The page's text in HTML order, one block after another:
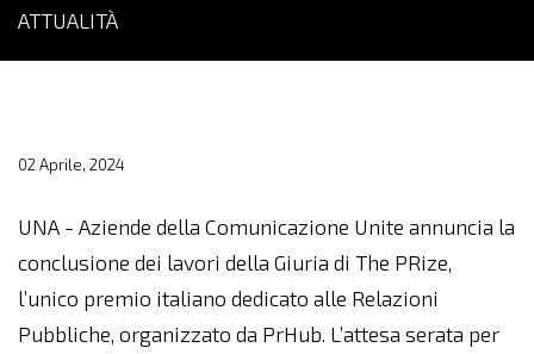
ATTUALITÀ
02 Aprile, 2024
UNA - Aziende della Comunicazione Unite annuncia la
conclusione dei lavori della Giuria di The PRize,
l’unico premio italiano dedicato alle Relazioni
Pubbliche, organizzato da PrHub. L’attesa serata per